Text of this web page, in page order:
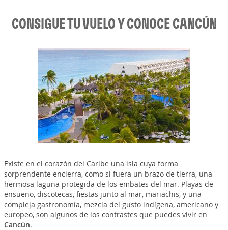
CONSIGUE TU VUELO Y CONOCE CANCÚN
Existe en el corazón del Caribe una isla cuya forma
sorprendente encierra, como si fuera un brazo de tierra, una
hermosa laguna protegida de los embates del mar. Playas de
ensueño, discotecas, fiestas junto al mar, mariachis, y una
compleja gastronomía, mezcla del gusto indígena, americano y
europeo, son algunos de los contrastes que puedes vivir en
Cancún.